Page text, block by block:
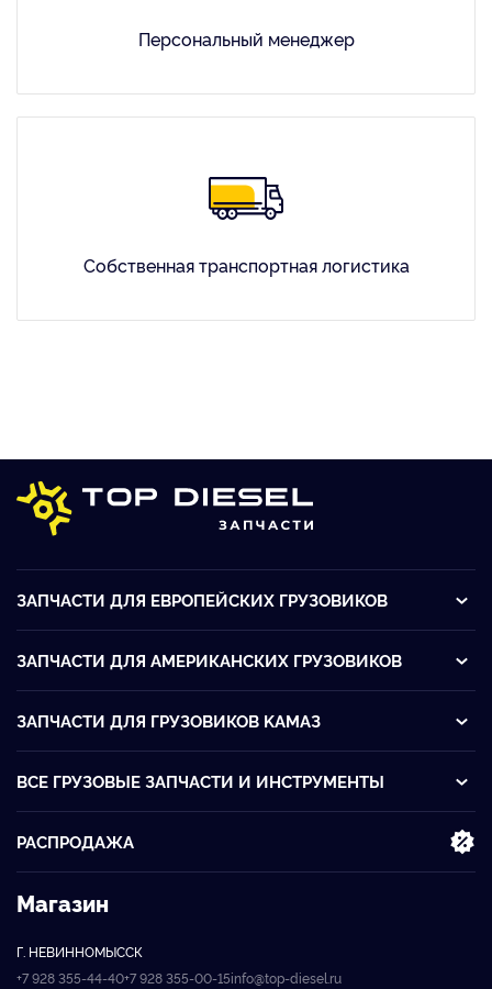
Персональный менеджер
Собственная транспортная логистика
ЗАПЧАСТИ ДЛЯ ЕВРОПЕЙСКИХ ГРУЗОВИКОВ
ЗАПЧАСТИ ДЛЯ АМЕРИКАНСКИХ ГРУЗОВИКОВ
ЗАПЧАСТИ ДЛЯ ГРУЗОВИКОВ KАМАЗ
ВСЕ ГРУЗОВЫЕ ЗАПЧАСТИ И ИНСТРУМЕНТЫ
РАСПРОДАЖА
Магазин
Г. НЕВИННОМЫССК
+7 928 355-44-40+7 928 355-00-15info@top-diesel.ru